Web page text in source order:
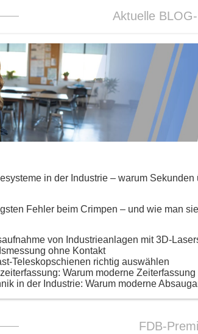
Aktuelle
in der Industrie – warum
Fehler beim Crimpen – und wie man
von Industrieanlagen mit 3D-
ohne Kontakt
Teleskopschienen richtig auswählen
Warum moderne
in der Industrie: Warum moderne
FDB-